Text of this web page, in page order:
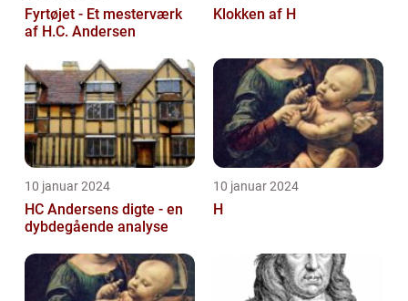
Fyrtøjet - Et mesterværk
af H.C. Andersen
Klokken af H
10 januar 2024
HC Andersens digte - en
dybdegående analyse
10 januar 2024
H